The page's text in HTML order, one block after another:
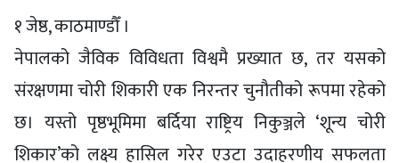
१ जेष्ठ, काठमाण्डौँ ।
नेपालको जैविक विविधता विश्वमै प्रख्यात छ, तर यसको
संरक्षणमा चोरी शिकारी एक निरन्तर चुनौतीको रूपमा रहेको
छ। यस्तो पृष्ठभूमिमा बर्दिया राष्ट्रिय निकुञ्जले ‘शून्य चोरी
शिकार’को लक्ष्य हासिल गरेर एउटा उदाहरणीय सफलता